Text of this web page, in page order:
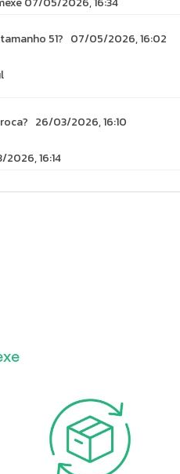
connector
51? 07/05/2026, 16:02
26/03/2026, 16:10
16:14